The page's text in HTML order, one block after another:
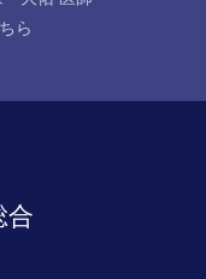
ら
合